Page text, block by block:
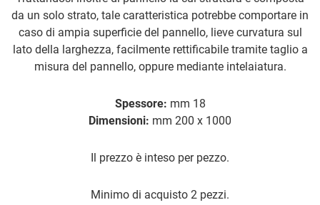
da un solo strato, tale caratteristica potrebbe comportare in
caso di ampia superficie del pannello, lieve curvatura sul
lato della larghezza, facilmente rettificabile tramite taglio a
misura del pannello, oppure mediante intelaiatura.
Spessore: mm 18
Dimensioni: mm 200 x 1000
Il prezzo è inteso per pezzo.
Minimo di acquisto 2 pezzi.